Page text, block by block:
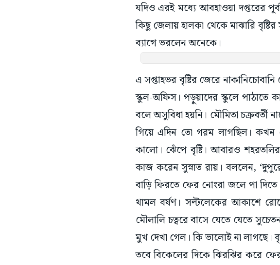
যদিও এরই মধ্যে আবহাওয়া দপ্তরের
কিছু জেলায় হালকা থেকে মাঝারি বৃষ্টির
ব্যাগে ভরলেন অনেকে।
এ সপ্তাহভর বৃষ্টির জেরে
স্কুল-অফিস। পড়ুয়াদের স্কুলে পাঠাতে
বলে অসুবিধা হয়নি। মৌমিতা চক্রবর্তী
গিয়ে এদিন তো গরম লাগছিল।
কালো। ঝেঁপে বৃষ্টি। আবারও
কাজ করেন সুস্নাত রায়। বললেন,
বাড়ি ফিরতে ফের নোংরা জলে পা
থামল বর্ষণ। সল্টলেকের আকাশে
মৌলালি চত্বরে বাসে যেতে যেতে
মুখ দেখা গেল। কি ভালোই না লাগছে।
তবে বিকেলের দিকে ঝিরঝির করে ফের